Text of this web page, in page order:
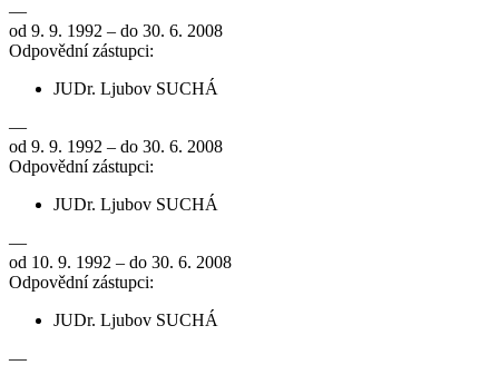
—
od 9. 9. 1992 – do 30. 6. 2008
Odpovědní zástupci:
JUDr. Ljubov SUCHÁ
—
od 9. 9. 1992 – do 30. 6. 2008
Odpovědní zástupci:
JUDr. Ljubov SUCHÁ
—
od 10. 9. 1992 – do 30. 6. 2008
Odpovědní zástupci:
JUDr. Ljubov SUCHÁ
—